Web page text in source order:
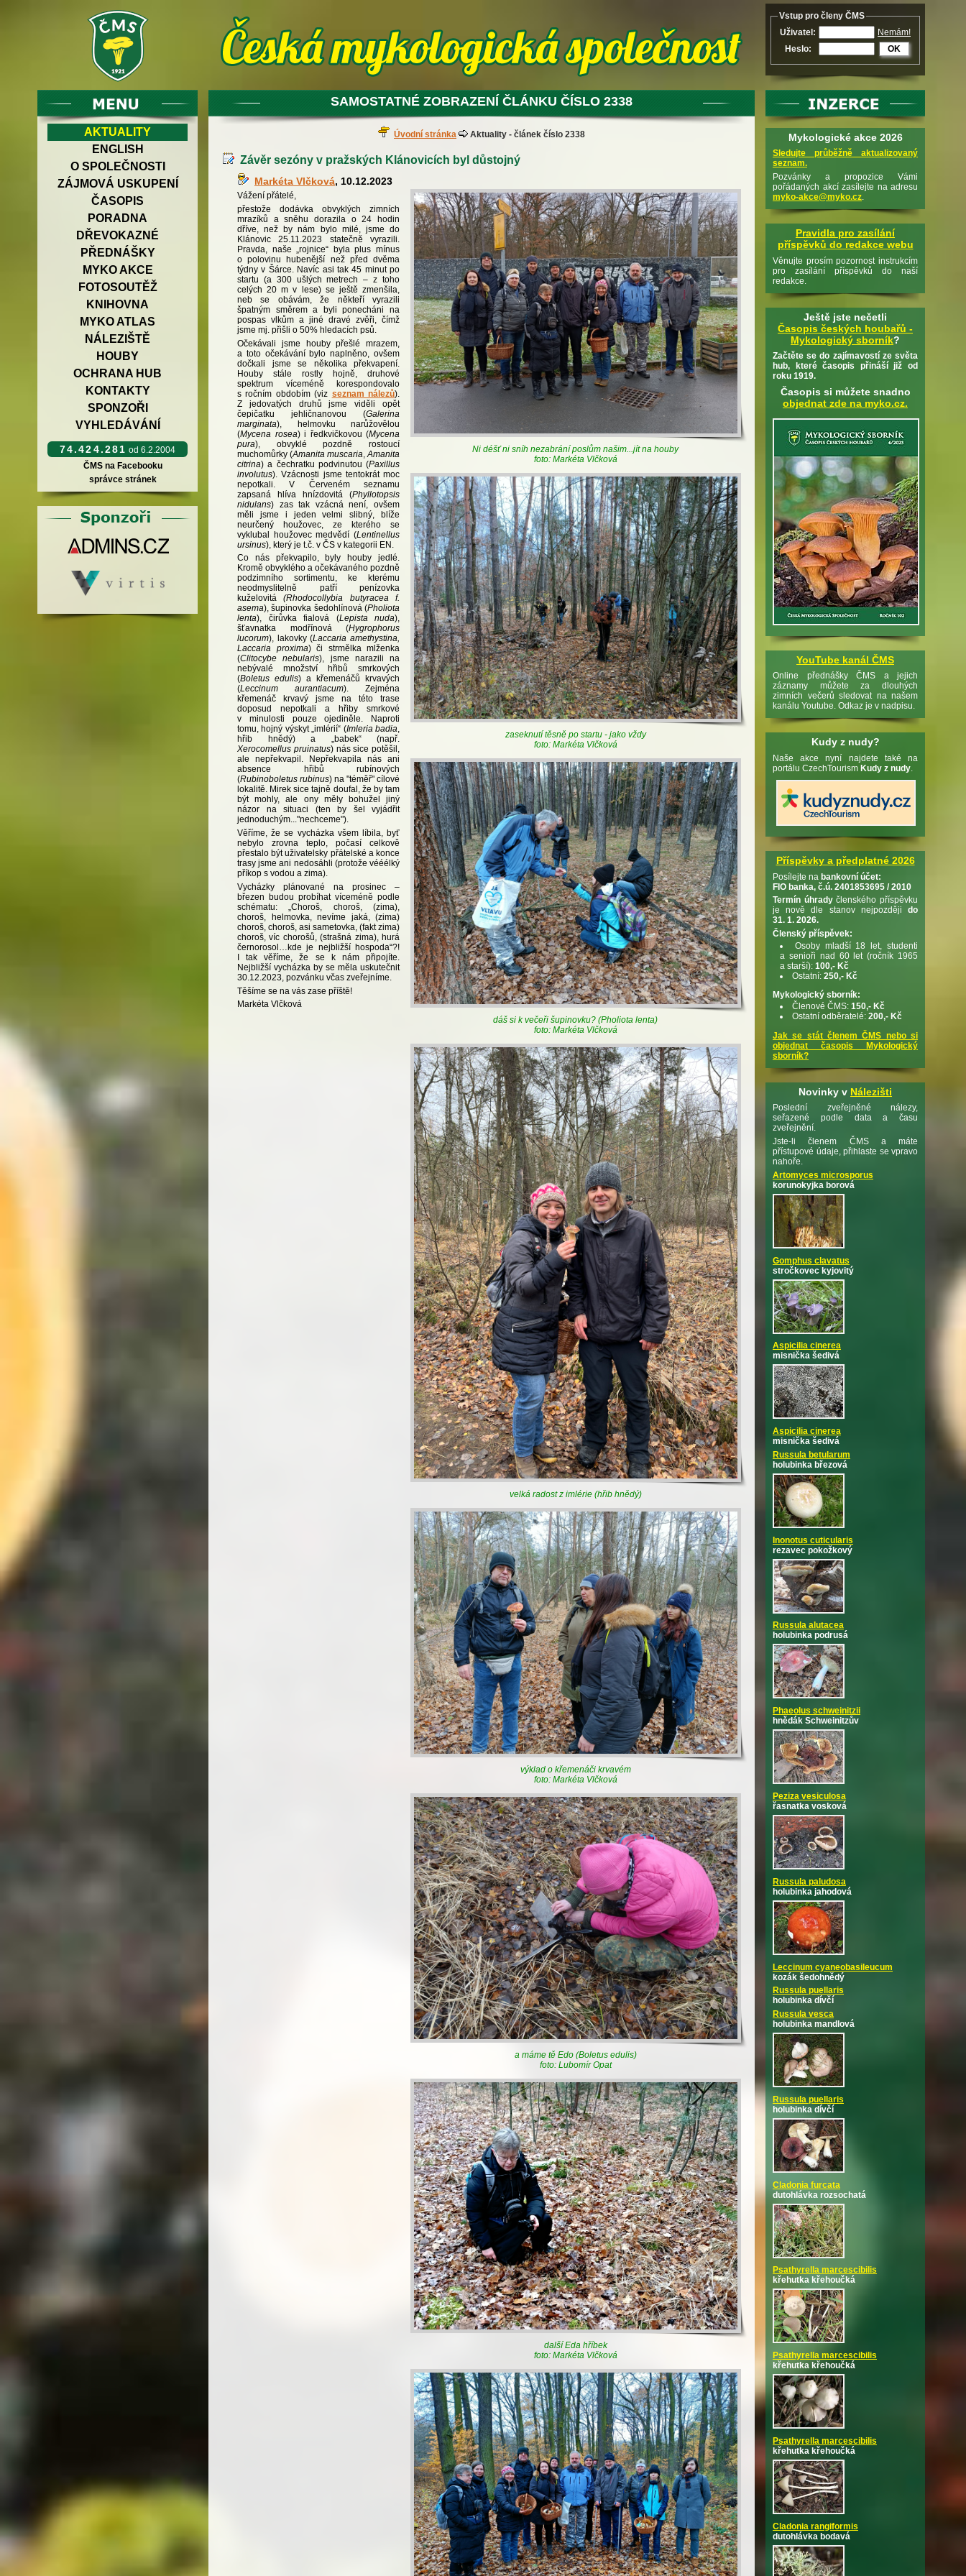
AKTUALITY
ENGLISH
O SPOLEČNOSTI
ZÁJMOVÁ USKUPENÍ
ČASOPIS
PORADNA
DŘEVOKAZNÉ
PŘEDNÁŠKY
MYKO AKCE
FOTOSOUTĚŽ
KNIHOVNA
MYKO ATLAS
NÁLEZIŠTĚ
HOUBY
OCHRANA HUB
KONTAKTY
SPONZOŘI
VYHLEDÁVÁNÍ
74.424.281 od 6.2.2004
ČMS na Facebooku
správce stránek
SAMOSTATNÉ ZOBRAZENÍ ČLÁNKU ČÍSLO 2338
Úvodní stránka Aktuality - článek číslo 2338
Závěr sezóny v pražských Klánovicích byl důstojný
Markéta Vlčková, 10.12.2023
Ni déšť ni sníh nezabrání poslům našim...jít na houby
foto: Markéta Vlčková
zaseknutí těsně po startu - jako vždy
foto: Markéta Vlčková
dáš si k večeři šupinovku? (Pholiota lenta)
foto: Markéta Vlčková
velká radost z imlérie (hřib hnědý)
výklad o křemenáči krvavém
foto: Markéta Vlčková
a máme tě Edo (Boletus edulis)
foto: Lubomír Opat
další Eda hříbek
foto: Markéta Vlčková
Vážení přátelé,
přestože dodávka obvyklých zimních
mrazíků a sněhu dorazila o 24 hodin
dříve, než by nám bylo milé, jsme do
Klánovic 25.11.2023 statečně vyrazili.
Pravda, naše „rojnice“ byla plus mínus
o polovinu hubenější než před dvěma
týdny v Šárce. Navíc asi tak 45 minut po
startu (a 300 ušlých metrech – z toho
celých 20 m v lese) se ještě zmenšila,
neb se obávám, že někteří vyrazili
špatným směrem a byli ponecháni na
pospas vlkům a jiné dravé zvěři, čímž
jsme mj. přišli o 50% hledacích psů.
Očekávali jsme houby přešlé mrazem,
a toto očekávání bylo naplněno, ovšem
dočkali jsme se několika překvapení.
Houby stále rostly hojně, druhové
spektrum víceméně korespondovalo
s ročním obdobím (viz seznam nálezů).
Z jedovatých druhů jsme viděli opět
čepičatku jehličnanovou (Galerina
marginata), helmovku narůžovělou
(Mycena rosea) i ředkvičkovou (Mycena
pura), obvyklé pozdně rostoucí
muchomůrky (Amanita muscaria Amanita
citrina) a čechratku podvinutou (Paxillus
involutus). Vzácnosti jsme tentokrát moc
nepotkali. V Červeném seznamu
zapsaná hlíva hnízdovitá (Phyllotopsis
nidulans) zas tak vzácná není, ovšem
měli jsme i jeden velmi slibný, blíže
neurčený houžovec, ze kterého se
vyklubal houžovec medvědí (Lentinellus
ursinus), který je t.č. v ČS v kategorii EN.
Co nás překvapilo, byly houby jedlé.
Kromě obvyklého a očekávaného pozdně
podzimního sortimentu, ke kterému
neodmyslitelně patří penízovka
kuželovitá(Rhodocollybia butyracea f.
asema), šupinovka šedohlínová (Pholiota
lenta), čirůvka fialová (Lepista nuda),
šťavnatka modřínová (Hygrophorus
lucorum), lakovky (Laccaria amethystina,
Laccaria proxima) či strmělka mlženka
(Clitocybe nebularis), jsme narazili na
nebývalé množství hřibů smrkových
(Boletus edulis) a křemenáčů krvavých
(Leccinum aurantiacum). Zejména
křemenáč krvavý jsme na této trase
doposud nepotkali a hřiby smrkové
v minulosti pouze ojediněle. Naproti
tomu, hojný výskyt „imlérií“ (Imleria badia,
hřib hnědý) a „babek“ (např.
Xerocomellus pruinatus) nás sice potěšil,
ale nepřekvapil. Nepřekvapila nás ani
absence hřibů rubínových
(Rubinoboletus rubinus) na "téměř" cílové
lokalitě. Mirek sice tajně doufal, že by tam
být mohly, ale ony měly bohužel jiný
názor na situaci (ten by šel vyjádřit
jednoduchým..."nechceme").
Věříme, že se vycházka všem líbila, byť
nebylo zrovna teplo, počasí celkově
přestalo být uživatelsky přátelské a konce
trasy jsme ani nedosáhli (protože vééélký
příkop s vodou a zima).
Vycházky plánované na prosinec –
březen budou probíhat víceméně podle
schématu: „Choroš, choroš, (zima),
choroš, helmovka, nevíme jaká, (zima)
choroš, choroš, asi sametovka, (fakt zima)
choroš, víc chorošů, (strašná zima), hurá
černorosol…kde je nejbližší hospoda“?!
I tak věříme, že se k nám připojíte.
Nejbližší vycházka by se měla uskutečnit
30.12.2023, pozvánku včas zveřejníme.
Těšíme se na vás zase příště!
Markéta Vlčková
Vstup pro členy ČMS
Uživatel:
Nemám!
Heslo:
OK
Mykologické akce 2026
Sledujte průběžně aktualizovaný
seznam.
Pozvánky a propozice Vámi
pořádaných akcí zasílejte na adresu
myko-akce@myko.cz.
Pravidla pro zasílání
příspěvků do redakce webu
Věnujte prosím pozornost instrukcím
pro zasílání příspěvků do naší
redakce.
Ještě jste nečetli
Časopis českých houbařů -
Mykologický sborník?
Začtěte se do zajímavostí ze světa
hub, které časopis přináší již od
roku 1919.
Časopis si můžete snadno
objednat zde na myko.cz.
YouTube kanál ČMS
Online přednášky ČMS a jejich
záznamy můžete za dlouhých
zimních večerů sledovat na našem
kanálu Youtube. Odkaz je v nadpisu.
Kudy z nudy?
Naše akce nyní najdete také na
portálu CzechTourism Kudy z nudy
Příspěvky a předplatné 2026
Posílejte na bankovní účet:
FIO banka, č.ú. 2401853695 / 2010
Termín úhradyčlenského příspěvku
je nově dle stanov nejpozději do
31. 1. 2026.
Členský příspěvek:
Osoby mladší 18 let, studenti
a senioři nad 60 let (ročník 1965
a starší): 100,- Kč
Ostatní: 250,- Kč
Mykologický sborník:
Členové ČMS: 150,- Kč
Ostatní odběratelé: 200,- Kč
Jak se stát členem ČMS nebo si
objednat časopis Mykologický
sborník?
Novinky v Nálezišti
Poslední zveřejněné nálezy,
seřazené podle data a času
zveřejnění.
Jste-li členem ČMS a máte
přístupové údaje, přihlaste se vpravo
nahoře.
Artomyces microsporus
korunokyjka borová
Gomphus clavatus
stročkovec kyjovitý
Aspicilia cinerea
misnička šedivá
Aspicilia cinerea
misnička šedivá
Russula betularum
holubinka březová
Inonotus cuticularis
rezavec pokožkový
Russula alutacea
holubinka podrusá
Phaeolus schweinitzii
hnědák Schweinitzův
Peziza vesiculosa
řasnatka vosková
Russula paludosa
holubinka jahodová
Leccinum cyaneobasileucum
kozák šedohnědý
Russula puellaris
holubinka dívčí
Russula vesca
holubinka mandlová
Russula puellaris
holubinka dívčí
Cladonia furcata
dutohlávka rozsochatá
Psathyrella marcescibilis
křehutka křehoučká
Psathyrella marcescibilis
křehutka křehoučká
Psathyrella marcescibilis
křehutka křehoučká
Cladonia rangiformis
dutohlávka bodavá